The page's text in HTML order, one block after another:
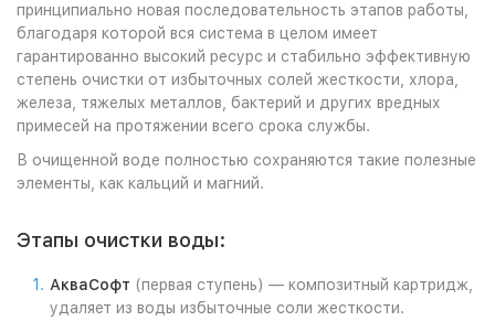
принципиально новая последовательность этапов работы,
благодаря которой вся система в целом имеет
гарантированно высокий ресурс и стабильно эффективную
степень очистки от избыточных солей жесткости, хлора,
железа, тяжелых металлов, бактерий и других вредных
примесей на протяжении всего срока службы.
В очищенной воде полностью сохраняются такие полезные
элементы, как кальций и магний.
Этапы очистки воды:
АкваСофт (первая ступень) — композитный картридж,
удаляет из воды избыточные соли жесткости.